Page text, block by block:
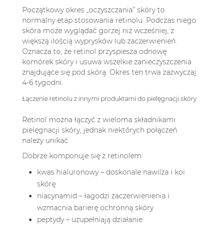
Początkowy okres „oczyszczania” skóry to
normalny etap stosowania retinolu. Podczas niego
skóra może wyglądać gorzej niż wcześniej, z
większą ilością wyprysków lub zaczerwienień.
Oznacza to, że retinol przyspiesza odnowę
komórek skóry i usuwa wszelkie zanieczyszczenia
znajdujące się pod skórą. Okres ten trwa zazwyczaj
4-6 tygodni.
Łączenie retinolu z innymi produktami do pielęgnacji skóry
Retinol można łączyć z wieloma składnikami
pielęgnacji skóry, jednak niektórych połączeń
należy unikać:
Dobrze komponuje się z retinolem:
kwas hialuronowy – doskonale nawilża i koi
skórę
niacynamid – łagodzi zaczerwienienia i
wzmacnia barierę ochronną skóry
peptydy – uzupełniają działanie